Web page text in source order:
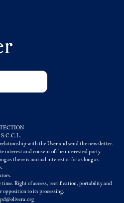
S.C.C.L.
with the User and send the newsletter.
interest and consent of the interested party.
as there is mutual interest or for as long as
Right of access, rectification, portability and
to its processing.